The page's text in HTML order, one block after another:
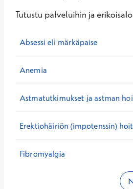
Tutustu palveluihin ja
Absessi eli märkäpaise
Anemia
Astmatutkimukset ja astman
Erektiohäiriön (impotenssin)
Fibromyalgia